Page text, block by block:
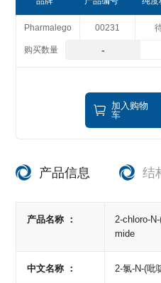
Pharmalego 00231
-
加入购物
车
产品信息 结
产品名称 ：
2-chloro-
mide
中文名称 ： 2-氯-N-(吡